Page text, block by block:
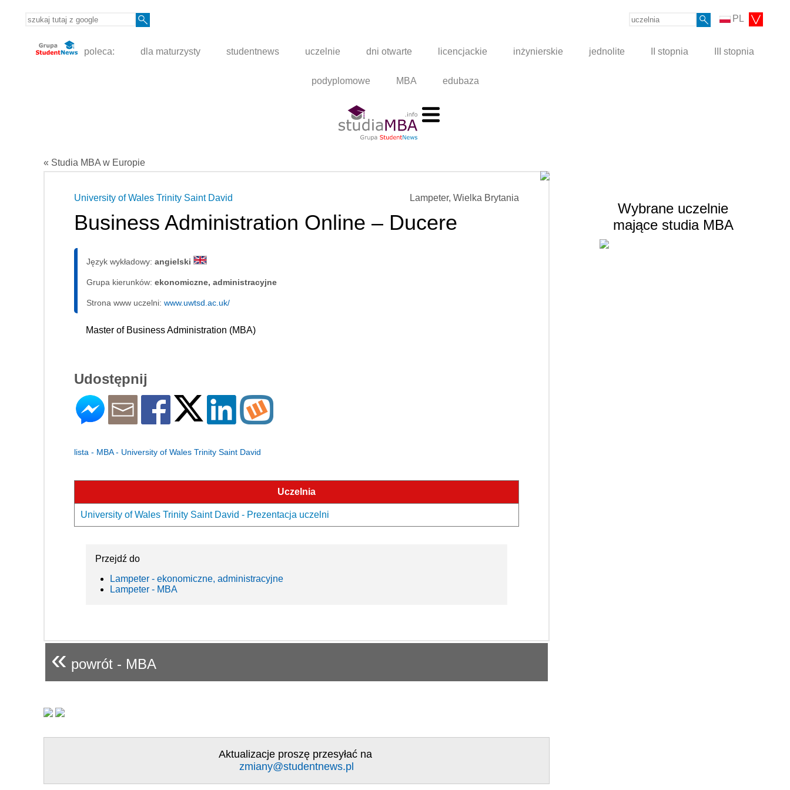
PL
poleca: dla maturzysty studentnews uczelnie dni otwarte licencjackie inżynierskie jednolite II stopnia III stopnia
podyplomowe MBA edubaza
« Studia MBA w Europie
Lampeter, Wielka Brytania
University of Wales Trinity Saint David
Business Administration Online – Ducere
Język wykładowy: angielski
Grupa kierunków: ekonomiczne, administracyjne
Strona www uczelni: www.uwtsd.ac.uk/
Master of Business Administration (MBA)
Udostępnij
lista - MBA - University of Wales Trinity Saint David
Uczelnia
University of Wales Trinity Saint David - Prezentacja uczelni
Przejdź do
Lampeter - ekonomiczne, administracyjne
Lampeter - MBA
« powrót - MBA
Aktualizacje proszę przesyłać na
zmiany@studentnews.pl
Wybrane uczelnie
mające studia MBA